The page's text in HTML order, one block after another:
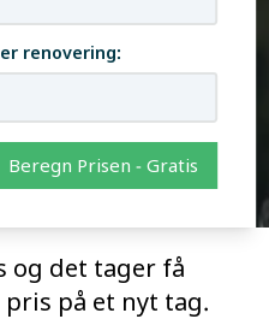
og det tager få
på et nyt tag.
renovering:
Beregn Prisen - Gratis